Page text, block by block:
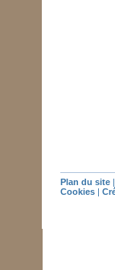
Plan du site
Cookies |